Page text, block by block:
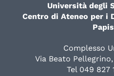
Università degli
Centro di Ateneo per i
Complesso
Via Beato
Tel 049 827